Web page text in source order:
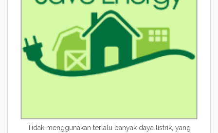
Tidak menggunakan terlalu banyak daya listrik, yang